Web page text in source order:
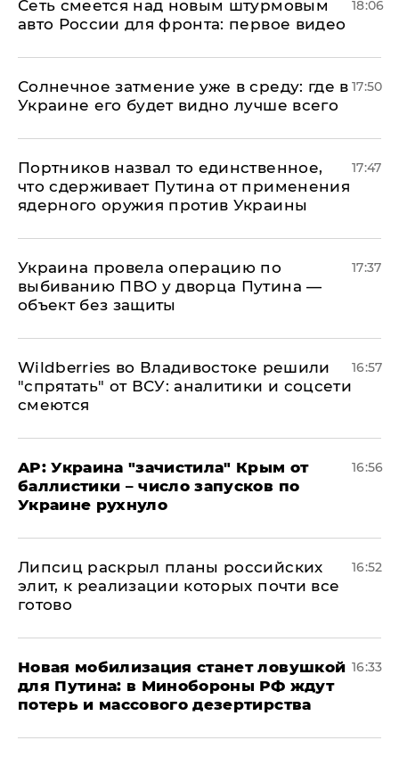
Сеть смеется над новым штурмовым
авто России для фронта: первое видео
18:06
​Солнечное затмение уже в среду: где в
Украине его будет видно лучше всего
17:50
Портников назвал то единственное,
что сдерживает Путина от применения
ядерного оружия против Украины
17:47
Украина провела операцию по
выбиванию ПВО у дворца Путина —
объект без защиты
17:37
Wildberries во Владивостоке решили
"спрятать" от ВСУ: аналитики и соцсети
смеются
16:57
AP: Украина "зачистила" Крым от
баллистики – число запусков по
Украине рухнуло
16:56
Липсиц раскрыл планы российских
элит, к реализации которых почти все
готово
16:52
​Новая мобилизация станет ловушкой
для Путина: в Минобороны РФ ждут
потерь и массового дезертирства
16:33